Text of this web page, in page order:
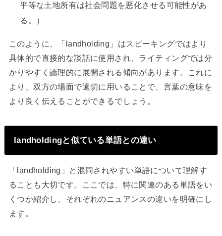
平等な土地所有は社会問題を悪化させる可能性があ
る。）
このように、「landholding」はスピーキングではより
具体的で直接的な談話に使用され、ライティングでは分
かりやすく論理的に展開される傾向があります。これに
より、双方の場面で適切に用いることで、言葉の意味を
より良く伝えることができるでしょう。
landholdingと似ている単語との違い
「landholding」と混同されやすい単語について理解す
ることも大切です。ここでは、特に関連のある単語をい
くつか紹介し、それぞれのニュアンスの違いを明確にし
ます。